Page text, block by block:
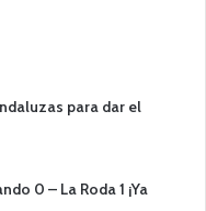
para dar el
0 – La Roda 1 ¡Ya